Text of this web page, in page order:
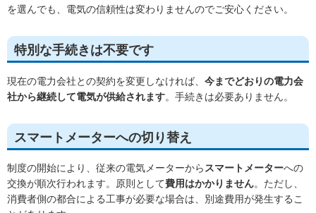
を選んでも、電気の信頼性は変わりませんのでご安心ください。
特別な手続きは不要です
現在の電力会社との契約を変更しなければ、 今までどおりの電力会
社から継続して電気が供給されます。手続きは必要ありません。
スマートメーターへの切り替え
制度の開始により、従来の電気メーターからスマートメーターへの
交換が順次行われます。原則として費用はかかりません。ただし、
消費者側の都合による工事が必要な場合は、別途費用が発生するこ